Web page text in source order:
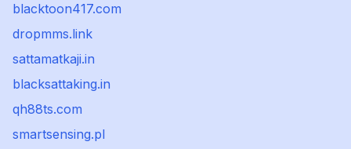
blacktoon417.com
dropmms.link
sattamatkaji.in
blacksattaking.in
qh88ts.com
smartsensing.pl